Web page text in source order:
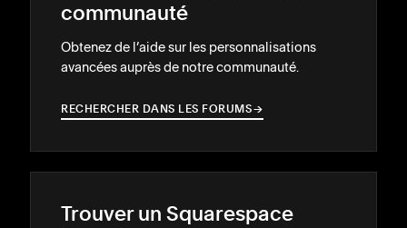
communauté
Obtenez de l’aide sur les personnalisations
avancées auprès de notre communauté.
RECHERCHER DANS LES FORUMS→
→
Trouver un Squarespace